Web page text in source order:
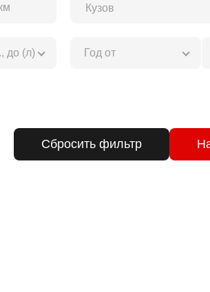
Кузов
Сбросить фильтр